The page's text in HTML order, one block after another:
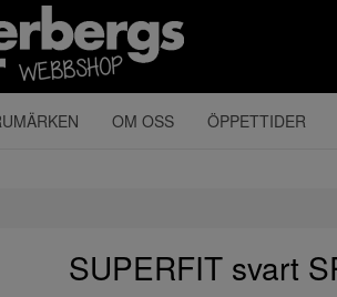
OM OSS ÖPPETTIDER
SUPERFIT svart